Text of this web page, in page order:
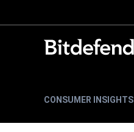
CONSUMER INSIGHTS